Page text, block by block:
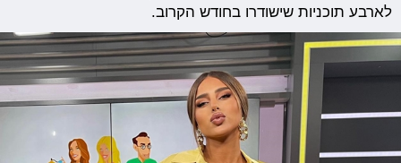
לארבע תוכניות שישודרו בחודש הקרוב.